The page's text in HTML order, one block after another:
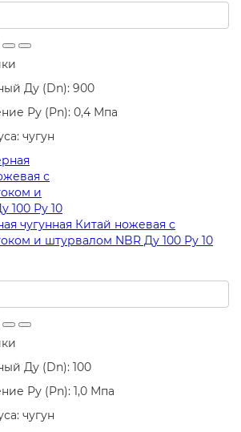
Ду (Dn): 900
Ру (Pn): 0,4 Мпа
чугун
чугунная Китай ножевая с
и штурвалом NBR Ду 100 Ру 10
Ду (Dn): 100
Ру (Pn): 1,0 Мпа
чугун